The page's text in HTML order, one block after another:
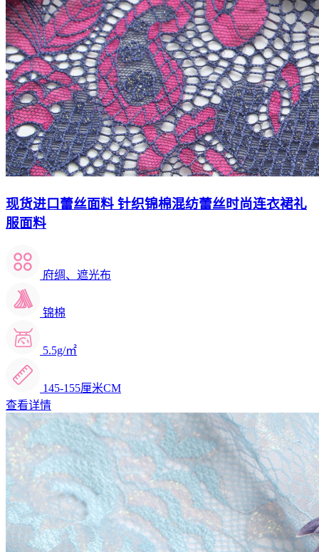
现货进口蕾丝面料 针织锦棉混纺蕾丝时尚连衣裙礼
服面料
府绸、遮光布
锦棉
5.5g/㎡
145-155厘米CM
查看详情